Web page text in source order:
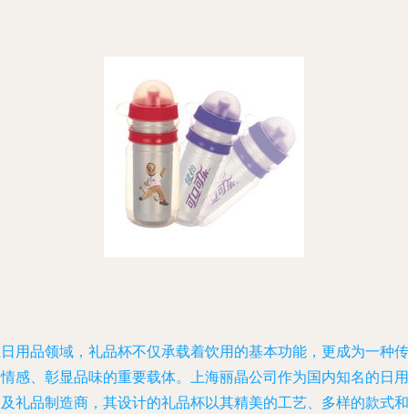
用品领域，礼品杯不仅承载着饮用的基本功能，更成为一种传
感、彰显品味的重要载体。上海丽晶公司作为国内知名的日用
礼品制造商，其设计的礼品杯以其精美的工艺、多样的款式和